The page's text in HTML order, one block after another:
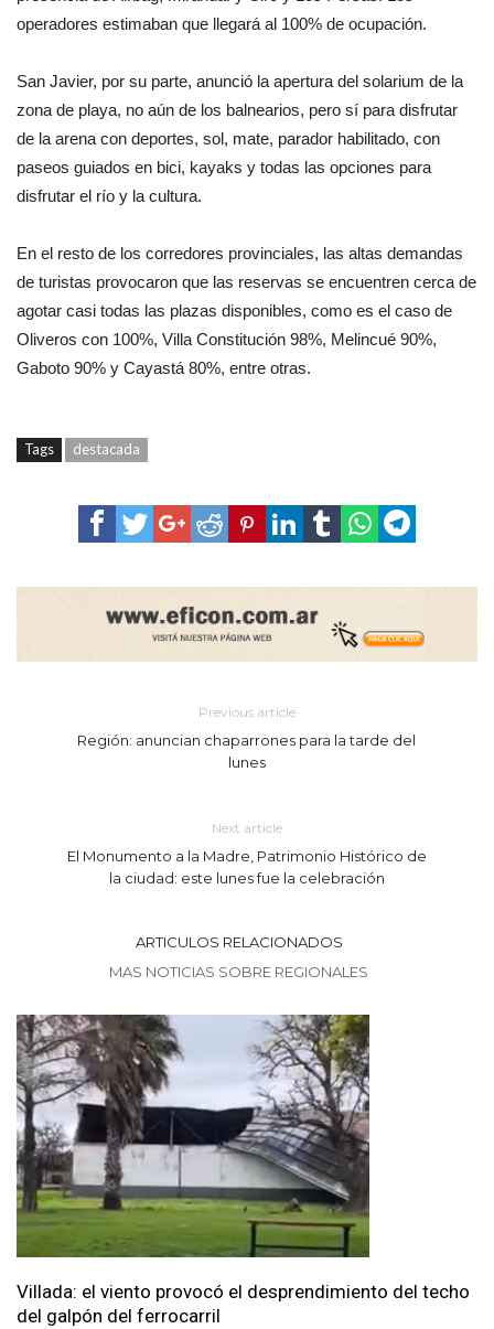
operadores estimaban que llegará al 100% de ocupación.
San Javier, por su parte, anunció la apertura del solarium de la
zona de playa, no aún de los balnearios, pero sí para disfrutar
de la arena con deportes, sol, mate, parador habilitado, con
paseos guiados en bici, kayaks y todas las opciones para
disfrutar el río y la cultura.
En el resto de los corredores provinciales, las altas demandas
de turistas provocaron que las reservas se encuentren cerca de
agotar casi todas las plazas disponibles, como es el caso de
Oliveros con 100%, Villa Constitución 98%, Melincué 90%,
Gaboto 90% y Cayastá 80%, entre otras.
Tags destacada
Previous article
Región: anuncian chaparrones para la tarde del
lunes
Next article
El Monumento a la Madre, Patrimonio Histórico de
la ciudad: este lunes fue la celebración
ARTICULOS RELACIONADOS
MAS NOTICIAS SOBRE REGIONALES
Villada: el viento provocó el desprendimiento del techo
del galpón del ferrocarril